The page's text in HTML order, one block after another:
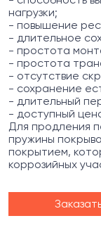
нагрузки;
- повышение
- длительное
- простота
- простота
- отсутствие
- сохранение
- длительный
- доступный
Для продления
пружины
покрытием,
коррозийных